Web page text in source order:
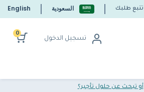
تتبع طلبك السعودية English
تسجيل الدخول
0
أو تبحث عن حلول تأجير؟